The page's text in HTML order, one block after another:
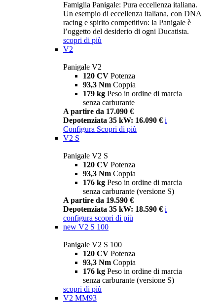
Famiglia Panigale: Pura eccellenza italiana.
Un esempio di eccellenza italiana, con DNA
racing e spirito competitivo: la Panigale è
l’oggetto del desiderio di ogni Ducatista.
scopri di più
V2
Panigale V2
120 CV Potenza
93,3 Nm Coppia
179 kg Peso in ordine di marcia
senza carburante
A partire da 17.090 €
Depotenziata 35 kW: 16.090 € i
Configura Scopri di più
V2 S
Panigale V2 S
120 CV Potenza
93,3 Nm Coppia
176 kg Peso in ordine di marcia
senza carburante (versione S)
A partire da 19.590 €
Depotenziata 35 kW: 18.590 € i
configura scopri di più
new V2 S 100
Panigale V2 S 100
120 CV Potenza
93,3 Nm Coppia
176 kg Peso in ordine di marcia
senza carburante (versione S)
scopri di più
V2 MM93